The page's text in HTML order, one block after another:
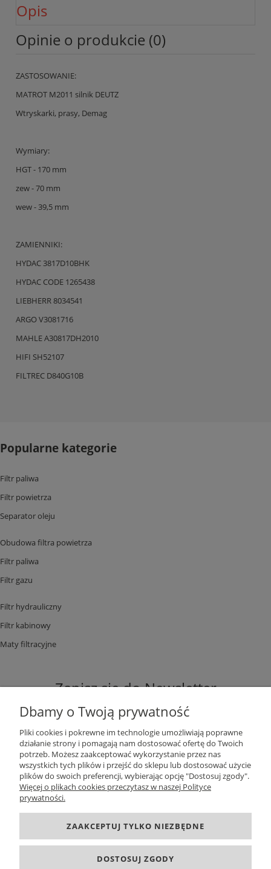
Opis
Opinie o produkcie (0)
ZASTOSOWANIE:
MATROT M2011 silnik DEUTZ
Wtryskarki, prasy, Demag
Wymiary:
HGT - 170 mm
zew - 70 mm
wew - 39,5 mm
ZAMIENNIKI:
HYDAC 3817D10BHK
HYDAC CODE 1265438
LIEBHERR 8034541
ARGO V3081716
MAHLE A30817DH2010
HIFI SH52107
FILTREC D840G10B
Popularne kategorie
Filtr paliwa
Filtr powietrza
Separator oleju
Obudowa filtra powietrza
Filtr paliwa
Filtr gazu
Filtr hydrauliczny
Filtr kabinowy
Maty filtracyjne
Zapisz się do Newsletter
ZAPISZ SIĘ
Dbamy o Twoją prywatność
Pliki cookies i pokrewne im technologie umożliwiają poprawne
działanie strony i pomagają nam dostosować ofertę do Twoich
potrzeb. Możesz zaakceptować wykorzystanie przez nas
wszystkich tych plików i przejść do sklepu lub dostosować użycie
plików do swoich preferencji, wybierając opcję "Dostosuj zgody".
Więcej o plikach cookies przeczytasz w naszej Polityce
prywatności.
ZAAKCEPTUJ TYLKO NIEZBĘDNE
DOSTOSUJ ZGODY